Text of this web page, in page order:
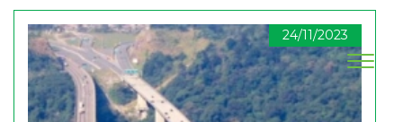
24/11/2023